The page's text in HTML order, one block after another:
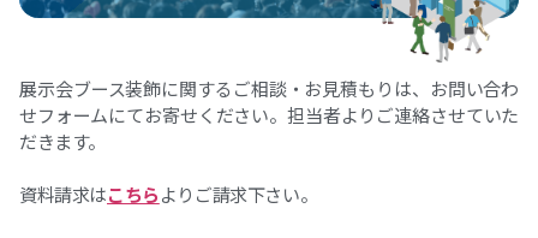
展示会ブース装飾に関するご相談・お見積もりは、お問い合わ
せフォームにてお寄せください。担当者よりご連絡させていた
だきます。
資料請求はこちらよりご請求下さい。